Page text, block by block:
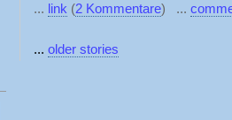
... link (2 Kommentare) ...
... older stories